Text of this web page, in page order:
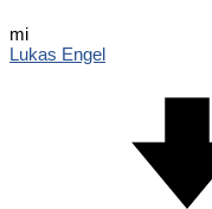
mi
Lukas Engel